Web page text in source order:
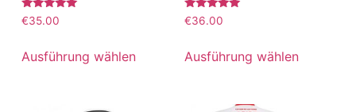
Bewertet
mit
von 5
€35.00
Ausführung wählen
Bewertet
mit
von 5
€36.00
Ausführung wählen